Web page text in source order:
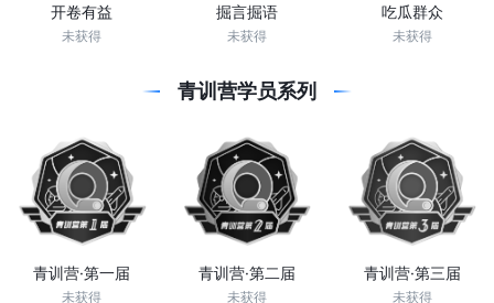
开卷有益
未获得
掘言掘语
未获得
吃瓜群众
未获得
青训营学员系列
青训营·第一届
未获得
青训营·第二届
未获得
青训营·第三届
未获得